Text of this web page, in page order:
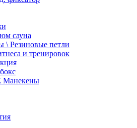
сауна
\ Резиновые петли
и тренировок
Манекены